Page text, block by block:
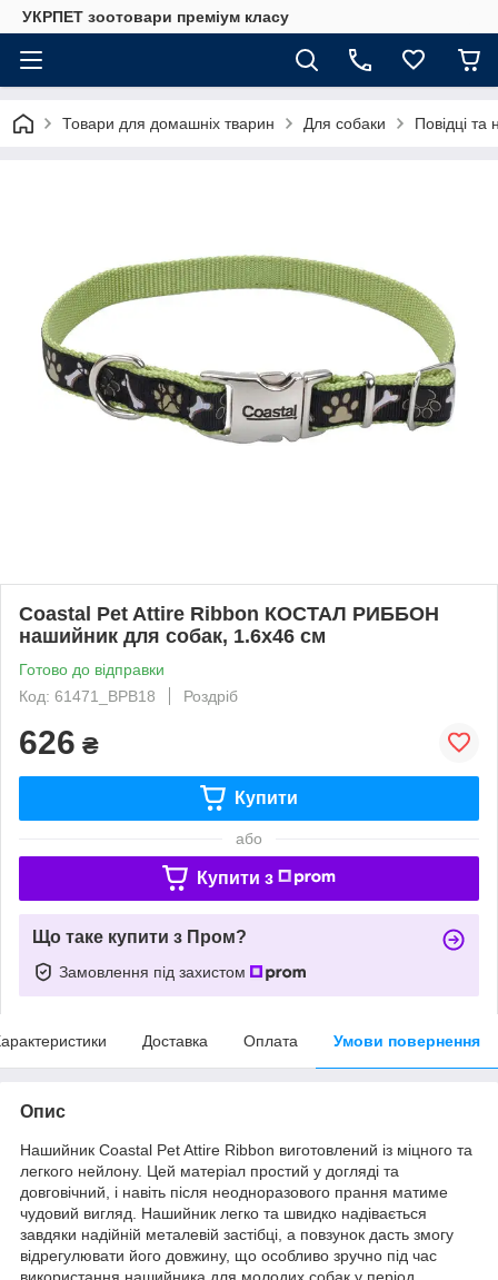
УКРПЕТ зоотовари преміум класу
Товари для домашніх тварин Для собаки Повідці
Coastal Pet Attire Ribbon КОСТАЛ РИББОН
нашийник для собак, 1.6х46 см
Готово до відправки
Код: 61471_BPB18
Роздріб
626 ₴
Купити
або
Купити з
Що таке купити з Пром?
Замовлення під захистом
Доставка Оплата Умови повернення
Опис
Нашийник Coastal Pet Attire Ribbon виготовлений із міцного та
легкого нейлону. Цей матеріал простий у догляді та
довговічний, і навіть після неодноразового прання матиме
чудовий вигляд. Нашийник легко та швидко надівається
завдяки надійній металевій застібці, а повзунок дасть змогу
відрегулювати його довжину, що особливо зручно під час
використання нашийника для молодих собак у період